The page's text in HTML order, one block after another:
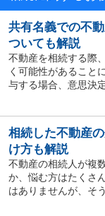
共有名義での不
ついても解説
不動産を相続する際
く可能性があること
与する場合、意思決
相続した不動産
け方も解説
不動産の相続人が複
か、悩む方はたくさ
はありませんが、そ